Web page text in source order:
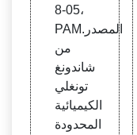
05-8،
PAM.المصدر
من
شاندونغ
تونغلي
الكيميائية
المحدودة